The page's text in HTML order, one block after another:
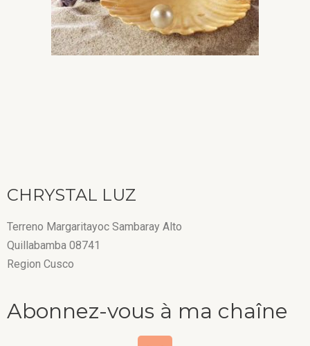
CHRYSTAL LUZ
Terreno Margaritayoc Sambaray Alto
Quillabamba 08741
Region Cusco
Abonnez-vous à ma chaîne